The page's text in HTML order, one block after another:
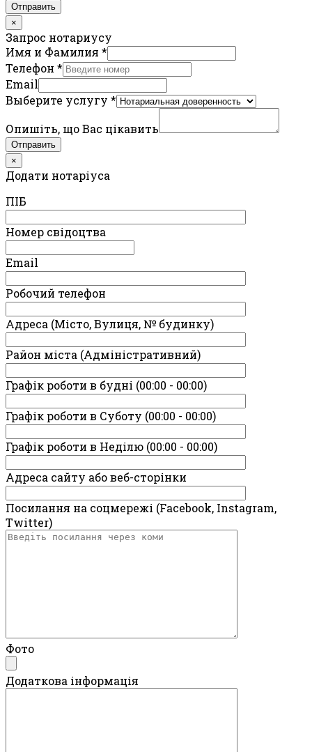
Отправить
×
Запрос нотариусу
Имя и Фамилия *
Телефон *
Email
Выберите услугу *
Опишіть, що Вас цікавить
Отправить
×
Додати нотаріуса
ПIБ
Номер свідоцтва
Email
Робочий телефон
Адреса (Місто, Вулиця, № будинку)
Район міста (Адміністративний)
Графік роботи в будні (00:00 - 00:00)
Графік роботи в Суботу (00:00 - 00:00)
Графік роботи в Неділю (00:00 - 00:00)
Адреса сайту або веб-сторінки
Посилання на соцмережі (Facebook, Instagram,
Twitter)
Фото
Додаткова інформація